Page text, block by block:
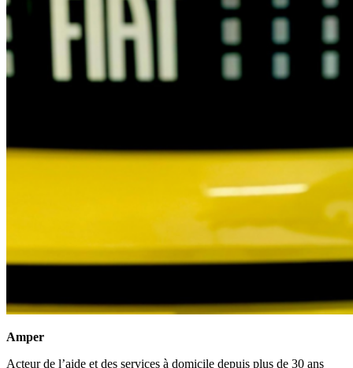
Amper
Acteur de l’aide et des services à domicile depuis plus de 30 ans